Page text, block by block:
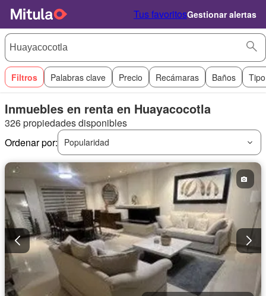
Tus favoritosGestionar alertas
Filtros Palabras clave Precio Recámaras Baños
Inmuebles en renta en Huayacocotla
326 propiedades disponibles
Ordenar por:
Popularidad